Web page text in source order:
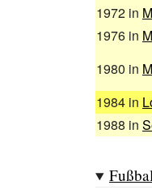
1972 in
1976 in
1980 in
1984 in
1988 in